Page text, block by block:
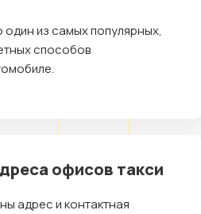
один из самых популярных,
способов
офисов такси
адрес и контактная